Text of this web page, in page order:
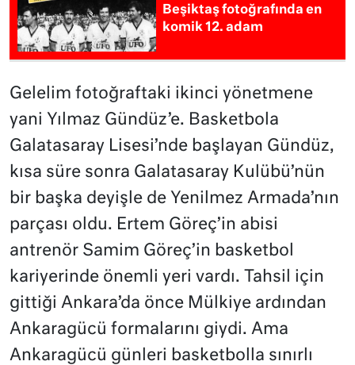
Beşiktaş fotoğrafında en
komik 12. adam
Gelelim fotoğraftaki ikinci yönetmene
yani Yılmaz Gündüz’e. Basketbola
Galatasaray Lisesi’nde başlayan Gündüz,
kısa süre sonra Galatasaray Kulübü’nün
bir başka deyişle de Yenilmez Armada’nın
parçası oldu. Ertem Göreç’in abisi
antrenör Samim Göreç’in basketbol
kariyerinde önemli yeri vardı. Tahsil için
gittiği Ankara’da önce Mülkiye ardından
Ankaragücü formalarını giydi. Ama
Ankaragücü günleri basketbolla sınırlı